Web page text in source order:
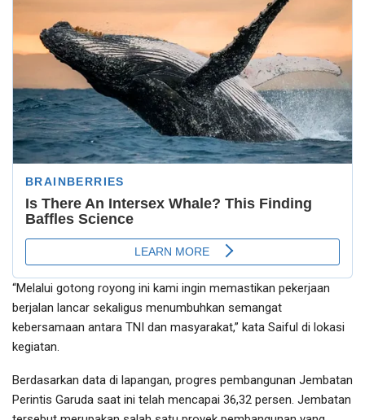
“Melalui gotong royong ini kami ingin memastikan pekerjaan
berjalan lancar sekaligus menumbuhkan semangat
kebersamaan antara TNI dan masyarakat,” kata Saiful di lokasi
kegiatan.
Berdasarkan data di lapangan, progres pembangunan Jembatan
Perintis Garuda saat ini telah mencapai 36,32 persen. Jembatan